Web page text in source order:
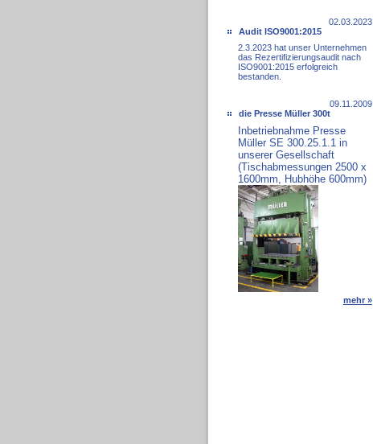
02.03.2023
Audit ISO9001:2015
2.3.2023 hat unser Unternehmen
das Rezertifizierungsaudit nach
ISO9001:2015 erfolgreich
bestanden.
09.11.2009
die Presse Müller 300t
Inbetriebnahme Presse
Müller SE 300.25.1.1 in
unserer Gesellschaft
(Tischabmessungen 2500 x
1600mm, Hubhöhe 600mm)
mehr »